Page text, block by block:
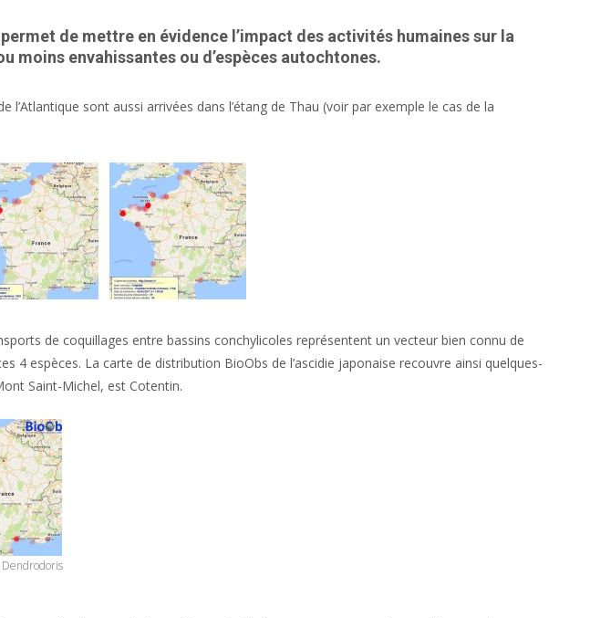
de mettre en évidence l’impact des activités humaines sur la
moins envahissantes ou d’espèces autochtones.
sont aussi arrivées dans l’étang de Thau (voir par exemple le cas de la
de coquillages entre bassins conchylicoles représentent un vecteur bien connu de
4 espèces. La carte de distribution BioObs de l’ascidie japonaise recouvre ainsi quelques-
Saint-Michel, est Cotentin.